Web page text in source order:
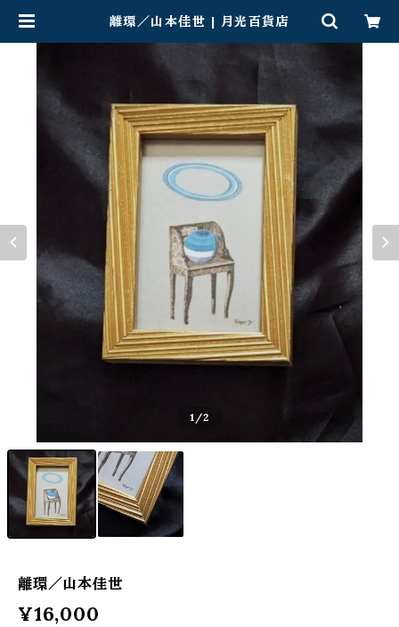
離環／山本佳世 | 月光百貨店
1 /2
離環／山本佳世
¥16,000